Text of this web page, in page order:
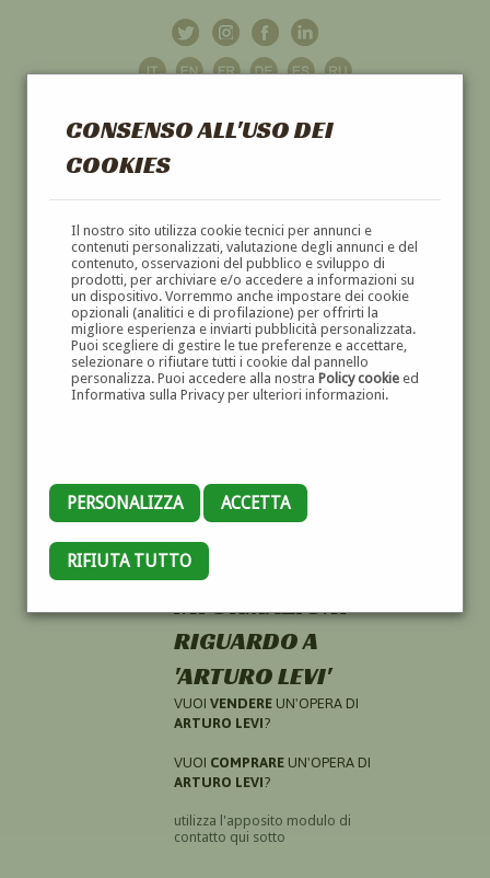
CONSENSO ALL'USO DEI
COOKIES
Il nostro sito utilizza cookie tecnici per annunci e
contenuti personalizzati, valutazione degli annunci e del
contenuto, osservazioni del pubblico e sviluppo di
prodotti, per archiviare e/o accedere a informazioni su
un dispositivo. Vorremmo anche impostare dei cookie
opzionali (analitici e di profilazione) per offrirti la
migliore esperienza e inviarti pubblicità personalizzata.
Puoi scegliere di gestire le tue preferenze e accettare,
selezionare o rifiutare tutti i cookie dal pannello
personalizza. Puoi accedere alla nostra Policy cookieed
Informativa sulla Privacy per ulteriori informazioni.
PERSONALIZZA ACCETTA
RIFIUTA TUTTO
GALLERIAD'ARTE
DIPINTI E SCULTURE '800 E '900
HAI CERCATO
INFORMAZIONI
RIGUARDO A
'ARTURO LEVI'
VUOI VENDERE UN'OPERA DI
ARTURO LEVI?
VUOI COMPRARE UN'OPERA DI
ARTURO LEVI?
utilizza l'apposito modulo di
contatto qui sotto